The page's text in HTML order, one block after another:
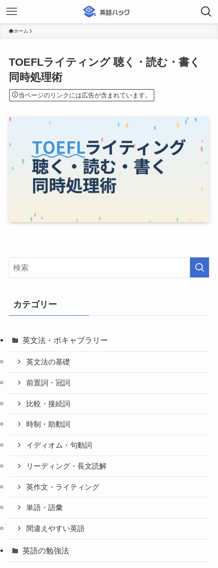
ホーム
TOEFLライティング 聴く・読む・書く
同時処理術
当ページのリンクには広告が含まれています。
カテゴリー
英文法・ボキャブラリー
英文法の基礎
前置詞・冠詞
比較・接続詞
時制・助動詞
イディオム・句動詞
リーディング・長文読解
英作文・ライティング
単語・語彙
間違えやすい英語
英語の勉強法